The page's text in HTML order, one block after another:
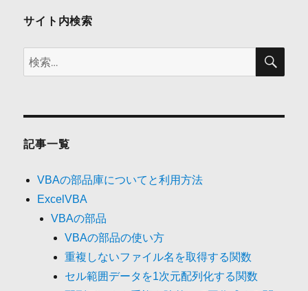
ン
サイト内検索
検
索:
検
記事一覧
VBAの部品庫についてと利用方法
ExcelVBA
VBAの部品
VBAの部品の使い方
重複しないファイル名を取得する関数
セル範囲データを1次元配列化する関数